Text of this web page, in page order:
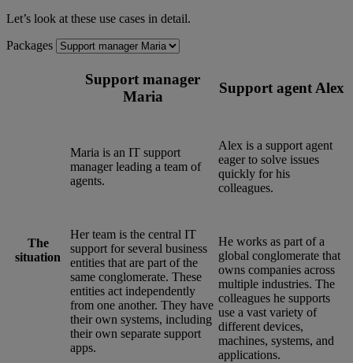
Let’s look at these use cases in detail.
Packages
Support manager
Maria
Support agent Alex
The
situation
Maria is an IT support
manager leading a team of
agents.
Her team is the central IT
support for several business
entities that are part of the
same conglomerate. These
entities act independently
from one another. They have
their own systems, including
their own separate support
apps.
Alex is a support agent
eager to solve issues
quickly for his
colleagues.
He works as part of a
global conglomerate that
owns companies across
multiple industries. The
colleagues he supports
use a vast variety of
different devices,
machines, systems, and
applications.